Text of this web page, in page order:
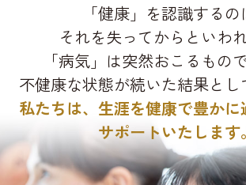
「健康」を認識するの
それを失ってからといわれ
「病気」は突然おこるもの
不健康な状態が続いた結果とし
私たちは、生涯を健康で豊かに
サポートいたします。